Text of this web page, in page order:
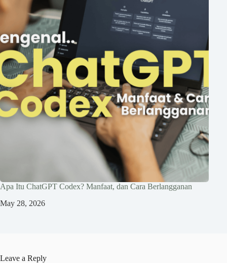
Apa Itu ChatGPT Codex? Manfaat, dan Cara Berlangganan
May 28, 2026
Leave a Reply